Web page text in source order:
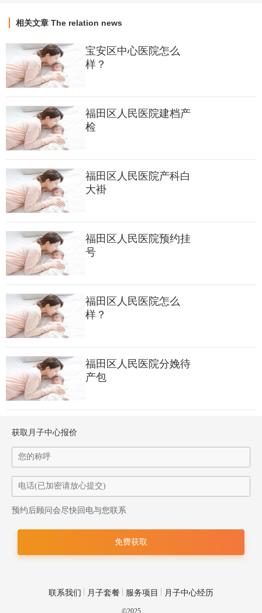
后预约产科。
2、当天16：00以后停止预约次日号。就诊当日提前30分钟
到医院取号。
医，无卡请先建卡。
哪一层看病可就近交费，避免排队等候。
5、医院为无假日医院，星期六、日及节假日照常上班。急诊
6、医院咨询电话：0755--27956611；投诉电话：0755-
-27693130。
相关文章 The relation news
宝安区中心医院怎么
样？
福田区人民医院建档产
检
福田区人民医院产科白
大褂
福田区人民医院预约挂
号
福田区人民医院怎么
样？
福田区人民医院分娩待
产包
获取月子中心报价
预约后顾问会尽快回电与您联系
联系我们 月子套餐 服务项目 月子中心经历
©2025